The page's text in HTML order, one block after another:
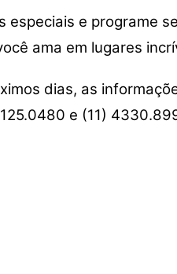
e programe
ama em lugares
dias, as
e (11)